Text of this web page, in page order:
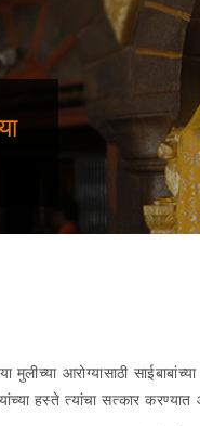
आरोग्यासाठी
हस्ते त्यांचा सत्कार करण्यात